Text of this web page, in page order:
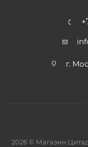
г.
2026 © Магазин